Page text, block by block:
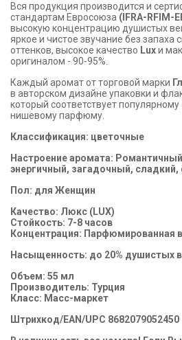
Вся продукция производится и
стандартам Евросоюза (IFRA-RFIM-
высокую концентрацию душистых
яркое и чистое звучание без запаха
оттенков, высокое качество Luxи
оригиналом - 90-95%.
Каждый аромат от торговой марки
в авторском дизайне упаковки и
который соответствует
нишевому парфюму.
Классификация: цветочные
Настроение аромата:
энергичный, загадочный,
Пол: для Женщин
Качество: Люкс (LUX)
Стойкость: 7-8 часов
Концентрация: Парфюмированная
Насыщенность: до 20% душистых
Объем: 55 мл
Производитель: Турция
Класс: Масс-маркет
Штрихкод/EAN/UPC 8682079052450